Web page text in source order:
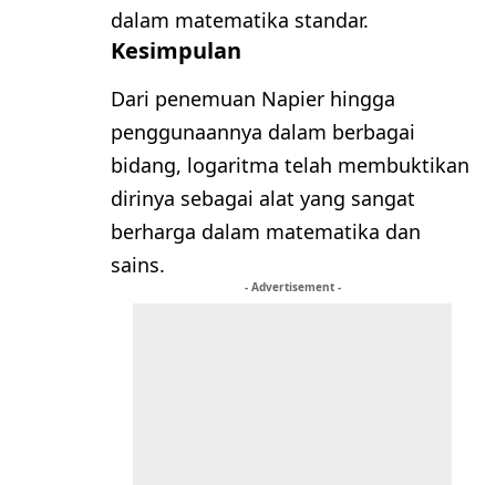
dalam matematika standar.
Kesimpulan
Dari penemuan Napier hingga
penggunaannya dalam berbagai
bidang, logaritma telah membuktikan
dirinya sebagai alat yang sangat
berharga dalam matematika dan
sains.
- Advertisement -